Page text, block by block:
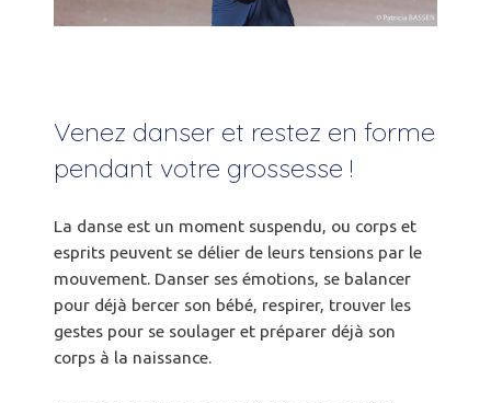
Venez danser et restez en forme
pendant votre grossesse !
La danse est un moment suspendu, ou corps et
esprits peuvent se délier de leurs tensions par le
mouvement. Danser ses émotions, se balancer
pour déjà bercer son bébé, respirer, trouver les
gestes pour se soulager et préparer déjà son
corps à la naissance.